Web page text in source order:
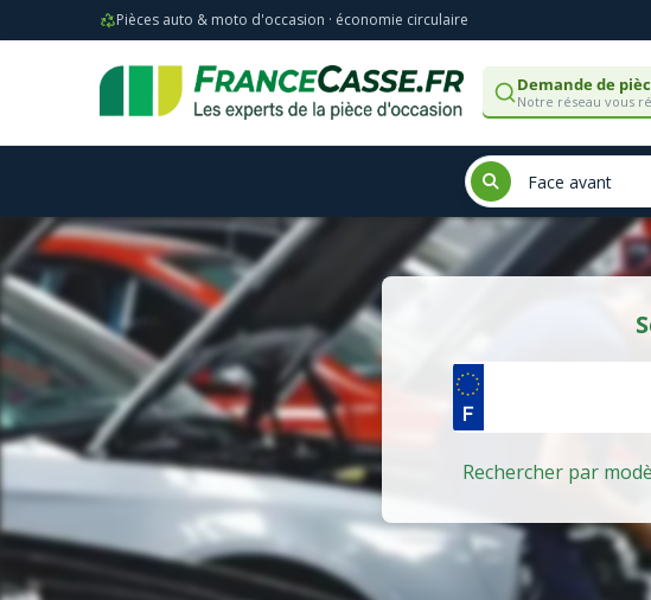
Pièces auto & moto d'occasion · économie circulaire
Demande de
Notre réseau vous
Rechercher par